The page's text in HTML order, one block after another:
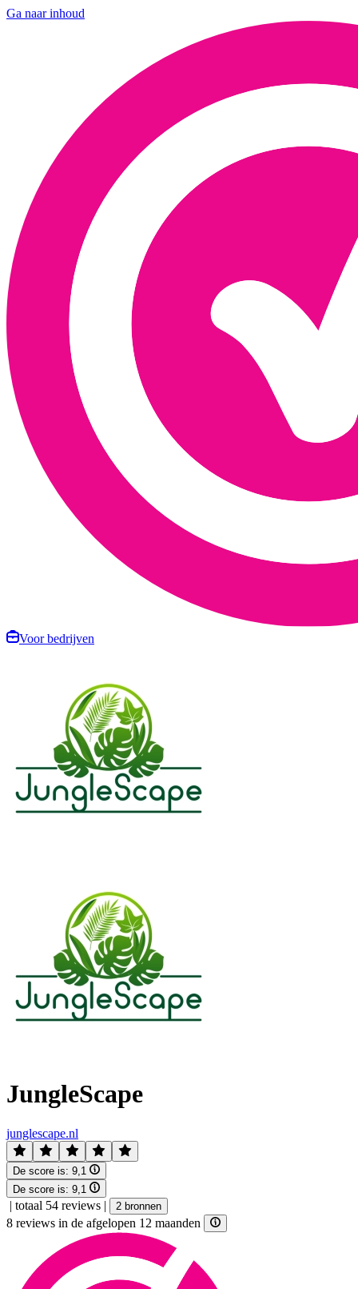
Ga naar inhoud
Voor bedrijven
JungleScape
junglescape.nl
De score is: 9,1
De score is: 9,1
| totaal 54 reviews | 2 bronnen
8 reviews in de afgelopen 12 maanden